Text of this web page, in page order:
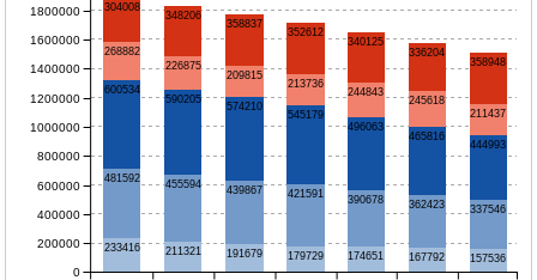
233416 211321 191679 179729 174651 167792 157536
481592
455594 439867 421591 390678 362423 337546
600534
590205
574210
545179
496063
465816
444993
268882
226875
209815
213736
244843
245618
211437
304008
348206
358837
352612
340125
336204
358948
0
200000
400000
600000
800000
1000000
1200000
1400000
1600000
1800000